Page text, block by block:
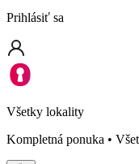
Prihlásiť sa
Všetky lokality
Kompletná ponuka •